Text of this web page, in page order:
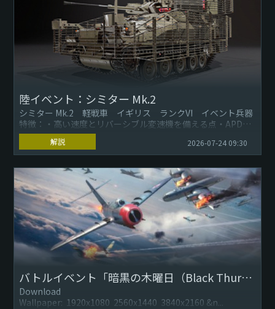
陸イベント：シミター Mk.2
シミター Mk.2 軽戦車 イギリス ランクVI イベント兵器
特徴：・高い速度とリバーシブル変速機を備える点・APDS
弾（装弾筒付徹甲弾）を有した30mm機関砲を搭載する点・
追加の...解説 2026-07-24 09:30
バトルイベント「暗黒の木曜日（Black Thursday）」
Download
Wallpaper: 1920x1080 2560x1440 3840x2160 &n...